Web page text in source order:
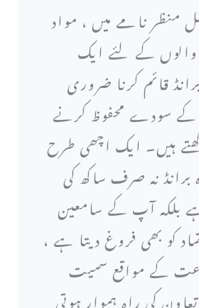
منظر نامے میں ، مواد
کے لئے ایک
قائم کرنا ضروری
سودے محفوظ کرنے
ہیں۔ ایک اچھی طرح
نہ صرف ساکھ کی
بلکہ آپ کے سامعین
کو بھی فروغ دیتا ہے ،
کے مواقع سمیت
کی راہ ہموار ہوتی